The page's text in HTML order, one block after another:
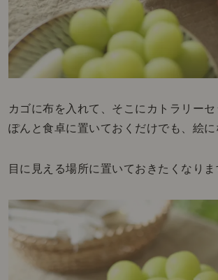
カゴに布を入れて、そこにカトラリーセ
ぽんと食卓に置いておくだけでも、絵に
目に見える場所に置いておきたくなりま